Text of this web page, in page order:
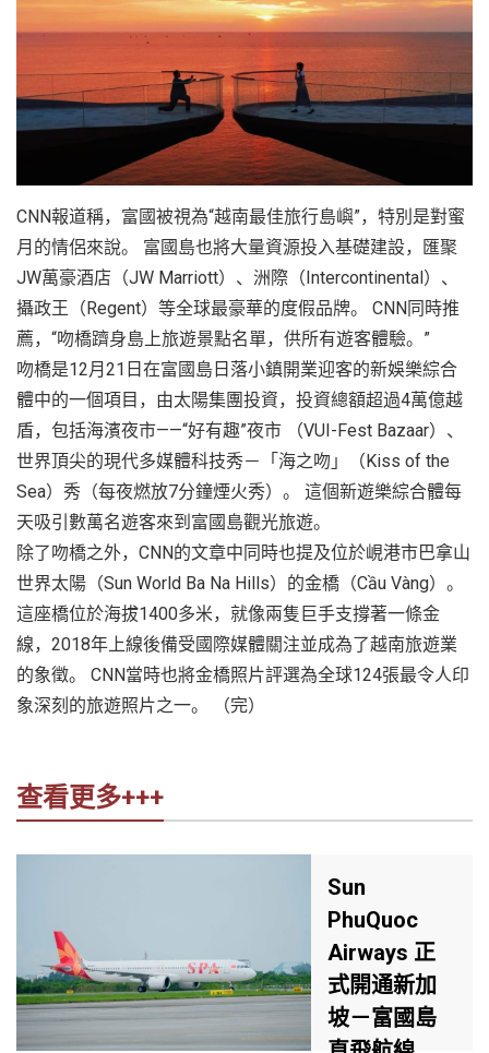
CNN報道稱，富國被視為“越南最佳旅行島嶼”，特別是對蜜
月的情侶來說。 富國島也將大量資源投入基礎建設，匯聚
JW萬豪酒店（JW Marriott）、洲際（Intercontinental）、
攝政王（Regent）等全球最豪華的度假品牌。 CNN同時推
薦，“吻橋躋身島上旅遊景點名單，供所有遊客體驗。”
吻橋是12月21日在富國島日落小鎮開業迎客的新娛樂綜合
體中的一個項目，由太陽集團投資，投資總額超過4萬億越
盾，包括海濱夜市——“好有趣”夜市 （VUI-Fest Bazaar）、
世界頂尖的現代多媒體科技秀－「海之吻」（Kiss of the
Sea）秀（每夜燃放7分鐘煙火秀）。 這個新遊樂綜合體每
天吸引數萬名遊客來到富國島觀光旅遊。
除了吻橋之外，CNN的文章中同時也提及位於峴港市巴拿山
世界太陽（Sun World Ba Na Hills）的金橋（Cầu Vàng）。
這座橋位於海拔1400多米，就像兩隻巨手支撐著一條金
線，2018年上線後備受國際媒體關注並成為了越南旅遊業
的象徵。 CNN當時也將金橋照片評選為全球124張最令人印
象深刻的旅遊照片之一。 （完）
查看更多+++
Sun
PhuQuoc
Airways 正
式開通新加
坡－富國島